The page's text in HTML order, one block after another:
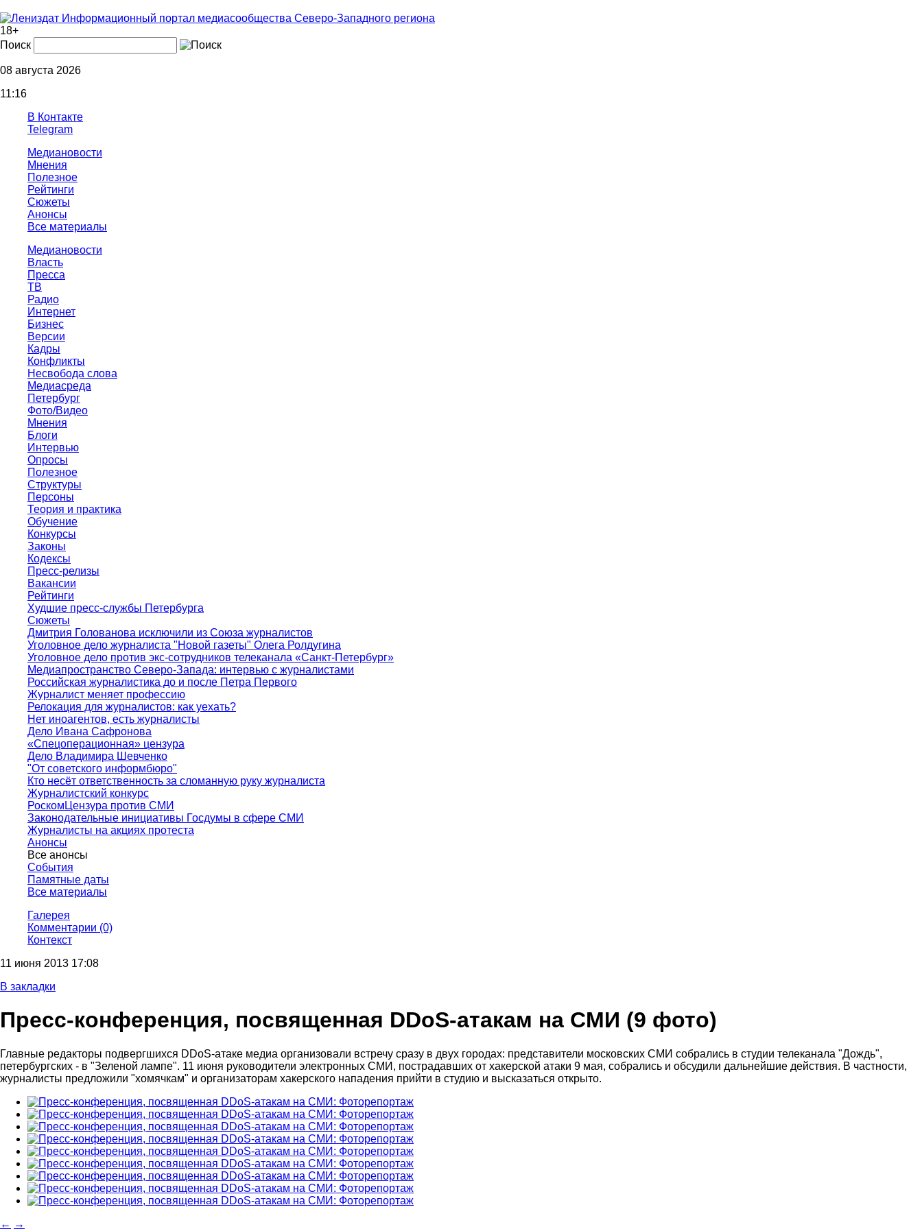
Информационный портал медиасообщества Северо-Западного региона
18+
Поиск
08 августа 2026
11:16
В Контакте
Telegram
Медиановости
Мнения
Полезное
Рейтинги
Сюжеты
Анонсы
Все материалы
Медиановости
Власть
Пресса
ТВ
Радио
Интернет
Бизнес
Версии
Кадры
Конфликты
Несвобода слова
Медиасреда
Петербург
Фото/Видео
Мнения
Блоги
Интервью
Опросы
Полезное
Структуры
Персоны
Теория и практика
Обучение
Конкурсы
Законы
Кодексы
Пресс-релизы
Вакансии
Рейтинги
Худшие пресс-службы Петербурга
Сюжеты
Дмитрия Голованова исключили из Союза журналистов
Уголовное дело журналиста "Новой газеты" Олега Ролдугина
Уголовное дело против экс-сотрудников телеканала «Санкт-Петербург»
Медиапространство Северо-Запада: интервью с журналистами
Российская журналистика до и после Петра Первого
Журналист меняет профессию
Релокация для журналистов: как уехать?
Нет иноагентов, есть журналисты
Дело Ивана Сафронова
«Спецоперационная» цензура
Дело Владимира Шевченко
"От советского информбюро"
Кто несёт ответственность за сломанную руку журналиста
Журналистский конкурс
РоскомЦензура против СМИ
Законодательные инициативы Госдумы в сфере СМИ
Журналисты на акциях протеста
Анонсы
Все анонсы
События
Памятные даты
Все материалы
Галерея
Комментарии (0)
Контекст
11 июня 2013 17:08
В закладки
Пресс-конференция, посвященная DDoS-атакам на СМИ (9 фото)
Главные редакторы подвергшихся DDoS-атаке медиа организовали встречу сразу в двух городах: представители московских СМИ собрались в студии телеканала "Дождь",
петербургских - в "Зеленой лампе". 11 июня руководители электронных СМИ, пострадавших от хакерской атаки 9 мая, собрались и обсудили дальнейшие действия. В частности,
журналисты предложили "хомячкам" и организаторам хакерского нападения прийти в студию и высказаться открыто.
← →